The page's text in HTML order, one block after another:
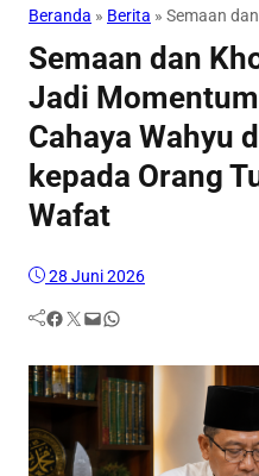
Beranda » Berita » Semaan
Semaan dan
Jadi
Cahaya Wahyu
kepada Orang
Wafat
28 Juni 2026
Facebook Twitter Mail WhatsApp